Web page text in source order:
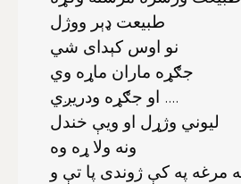
طبيعت ډېر ووژل
نو اوس كېداى شي
جګړه ماران ماړه وي
او جګړه ودريږي ....
ليوني وژړل او ويې خندل
ونه ولا ړه وه